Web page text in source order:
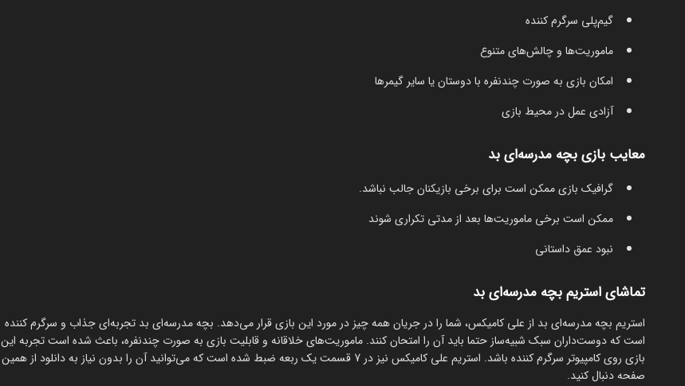
گیم‌پلی سرگرم کننده
ماموریت‌ها و چالش‌های متنوع
امکان بازی به صورت چندنفره با دوستان یا سایر گیمرها
آزادی عمل در محیط بازی
معایب بازی بچه مدرسه‌ای بد
گرافیک بازی ممکن است برای برخی بازیکنان جالب نباشد.
ممکن است برخی ماموریت‌ها بعد از مدتی تکراری شوند
نبود عمق داستانی
تماشای استریم بچه مدرسه‌ای بد
استریم بچه مدرسه‌ای بد از علی کامیکس، شما را در جریان همه چیز در مورد این بازی قرار می‌دهد. بچه مدرسه‌ای بد تجربه‌ای جذاب و سرگرم کننده
است که دوست‌داران سبک شبیه‌ساز حتما باید آن را امتحان کنند. ماموریت‌های خلاقانه و قابلیت بازی به صورت چندنفره، باعث شده است تجربه این
بازی روی کامپیوتر سرگرم کننده باشد. استریم علی کامیکس نیز در 7 قسمت یک ربعه ضبط شده است که می‌توانید آن را بدون نیاز به دانلود از همین
صفحه دنبال کنید.